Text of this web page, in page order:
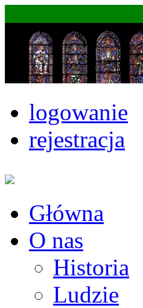
logowanie
rejestracja
Główna
O nas
Historia
Ludzie